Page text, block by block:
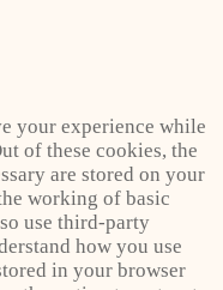
your experience while
of these cookies, the
are stored on your
working of basic
use third-party
how you use
in your browser